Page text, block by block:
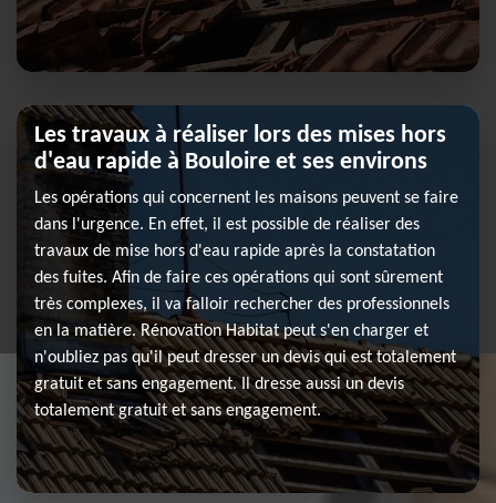
Les travaux à réaliser lors des mises hors
d'eau rapide à Bouloire et ses environs
Les opérations qui concernent les maisons peuvent se faire
dans l'urgence. En effet, il est possible de réaliser des
travaux de mise hors d'eau rapide après la constatation
des fuites. Afin de faire ces opérations qui sont sûrement
très complexes, il va falloir rechercher des professionnels
en la matière. Rénovation Habitat peut s'en charger et
n'oubliez pas qu'il peut dresser un devis qui est totalement
gratuit et sans engagement. Il dresse aussi un devis
totalement gratuit et sans engagement.